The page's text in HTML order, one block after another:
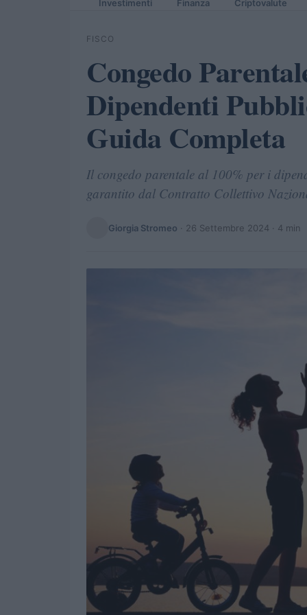
Investimenti Finanza Criptovalute
FISCO
Congedo
Dipendenti
Guida Completa
Il congedo parentale al 100% per i
garantito dal Contratto Collettivo
Giorgia Stromeo · 26 Settembre 2024 · 4 min